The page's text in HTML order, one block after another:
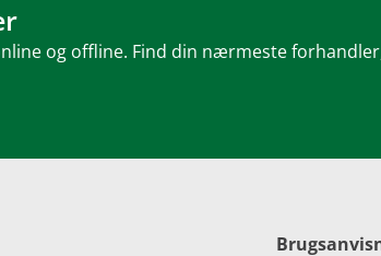
og offline. Find din nærmeste